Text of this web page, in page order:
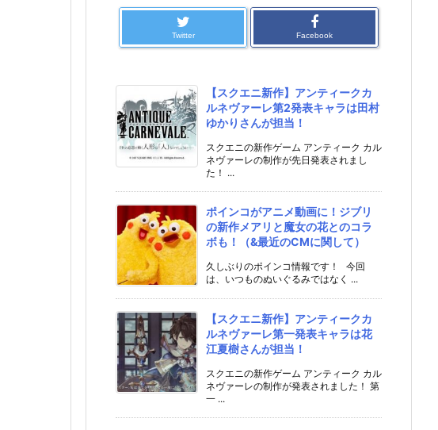
Twitter Facebook
【スクエニ新作】アンティークカ
ルネヴァーレ第2発表キャラは田村
ゆかりさんが担当！
スクエニの新作ゲーム アンティーク カル
ネヴァーレの制作が先日発表されまし
た！ ...
ポインコがアニメ動画に！ジブリ
の新作メアリと魔女の花とのコラ
ボも！（&最近のCMに関して）
久しぶりのポインコ情報です！ 今回
は、いつものぬいぐるみではなく ...
【スクエニ新作】アンティークカ
ルネヴァーレ第一発表キャラは花
江夏樹さんが担当！
スクエニの新作ゲーム アンティーク カル
ネヴァーレの制作が発表されました！ 第
一 ...